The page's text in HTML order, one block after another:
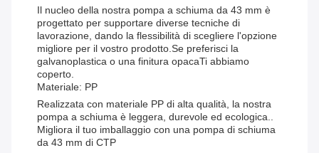
Il nucleo della nostra pompa a schiuma da 43 mm è
progettato per supportare diverse tecniche di
lavorazione, dando la flessibilità di scegliere l'opzione
migliore per il vostro prodotto.Se preferisci la
galvanoplastica o una finitura opacaTi abbiamo
coperto.
Materiale: PP
Realizzata con materiale PP di alta qualità, la nostra
pompa a schiuma è leggera, durevole ed ecologica..
Migliora il tuo imballaggio con una pompa di schiuma
da 43 mm di CTP